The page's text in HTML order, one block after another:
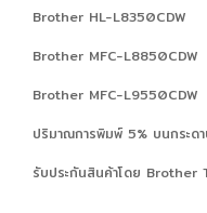
Brother HL-L8350CDW
Brother MFC-L8850CDW
Brother MFC-L9550CDW
ปริมาณการพิมพ์ 5% บนกระ
รับประกันสินค้าโดย Brother